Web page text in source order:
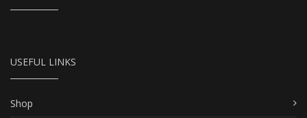
USEFUL LINKS
Shop